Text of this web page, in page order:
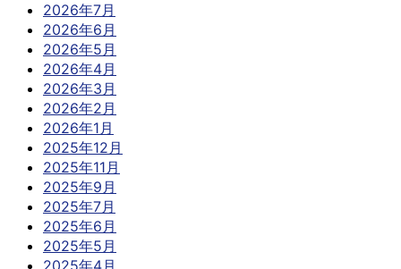
2026年7月
2026年6月
2026年5月
2026年4月
2026年3月
2026年2月
2026年1月
2025年12月
2025年11月
2025年9月
2025年7月
2025年6月
2025年5月